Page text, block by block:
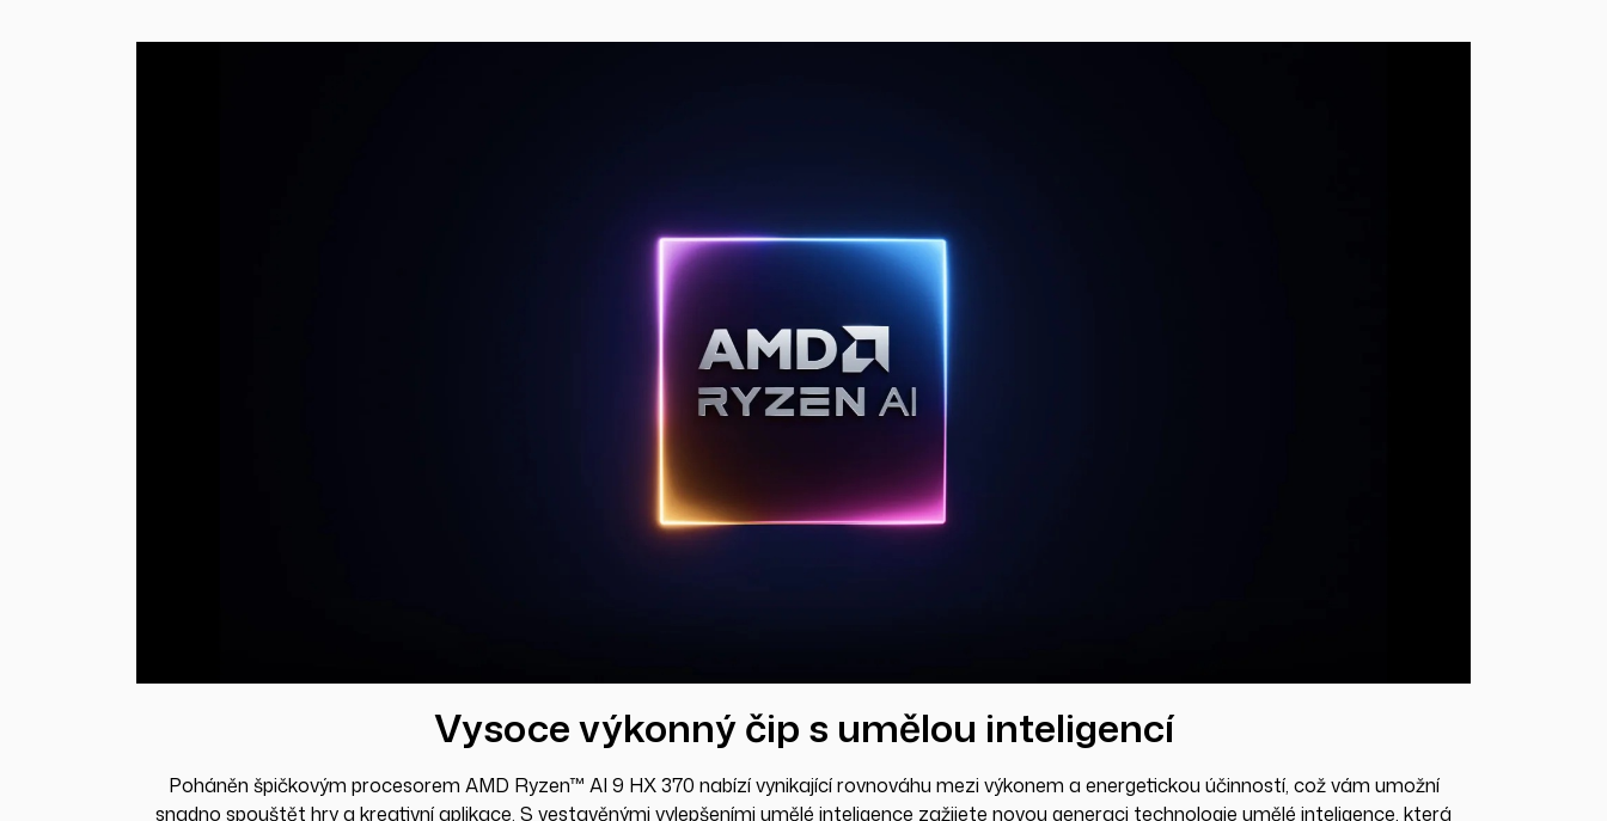
Vysoce výkonný čip s umělou inteligencí
Poháněn špičkovým procesorem AMD Ryzen™ AI 9 HX 370 nabízí vynikající rovnováhu mezi výkonem a energetickou účinností, což vám umožní
snadno spouštět hry a kreativní aplikace. S vestavěnými vylepšeními umělé inteligence zažijete novou generaci technologie umělé inteligence, která